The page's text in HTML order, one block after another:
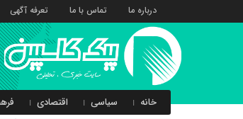
درباره ما تماس با ما تعرفه آگهی
خانه سیاسی اقتصادی